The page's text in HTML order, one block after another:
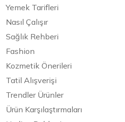
Yemek Tarifleri
Nasıl Çalışır
Sağlık Rehberi
Fashion
Kozmetik Önerileri
Tatil Alışverişi
Trendler Ürünler
Ürün Karşılaştırmaları